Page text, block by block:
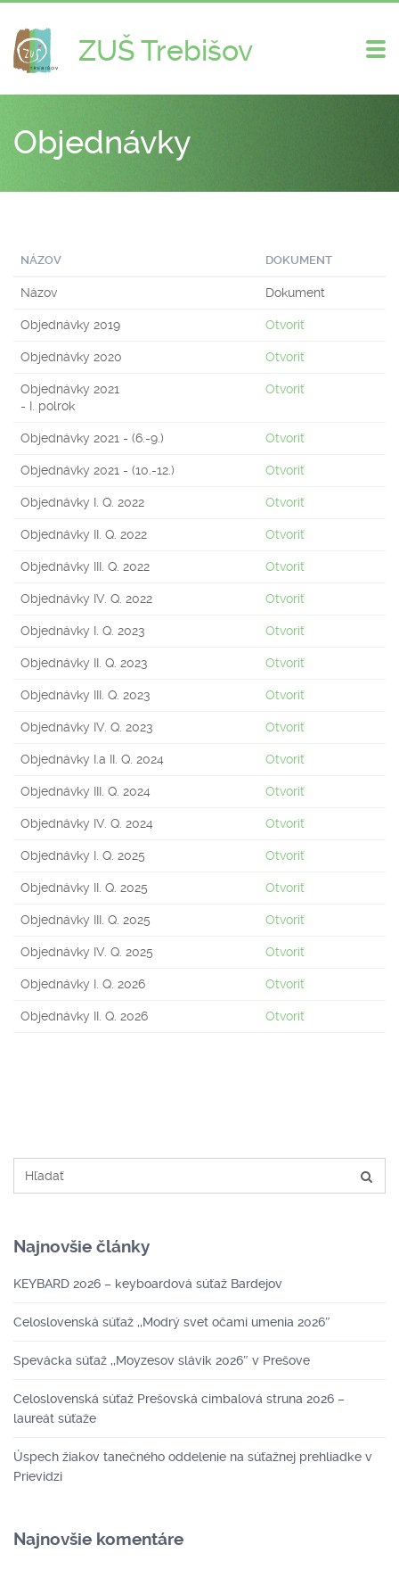
ZUŠ Trebišov
Objednávky
NÁZOV DOKUMENT
Názov Dokument
Objednávky 2019 Otvoriť
Objednávky 2020 Otvoriť
Objednávky 2021
- I. polrok
Otvoriť
Objednávky 2021 - (6.-9.) Otvoriť
Objednávky 2021 - (10.-12.) Otvoriť
Objednávky I. Q. 2022 Otvoriť
Objednávky II. Q. 2022 Otvoriť
Objednávky III. Q. 2022 Otvoriť
Objednávky IV. Q. 2022 Otvoriť
Objednávky I. Q. 2023 Otvoriť
Objednávky II. Q. 2023 Otvoriť
Objednávky III. Q. 2023 Otvoriť
Objednávky IV. Q. 2023 Otvoriť
Objednávky I.a II. Q. 2024 Otvoriť
Objednávky III. Q. 2024 Otvoriť
Objednávky IV. Q. 2024 Otvoriť
Objednávky I. Q. 2025 Otvoriť
Objednávky II. Q. 2025 Otvoriť
Objednávky III. Q. 2025 Otvoriť
Objednávky IV. Q. 2025 Otvoriť
Objednávky I. Q. 2026 Otvoriť
Objednávky II. Q. 2026 Otvoriť
Najnovšie články
KEYBARD 2026 – keyboardová súťaž Bardejov
Celoslovenská súťaž ,,Modrý svet očami umenia 2026″
Spevácka súťaž ,,Moyzesov slávik 2026″ v Prešove
Celoslovenská súťaž Prešovská cimbalová struna 2026 –
laureát súťaže
Úspech žiakov tanečného oddelenie na súťažnej prehliadke v
Prievidzi
Najnovšie komentáre